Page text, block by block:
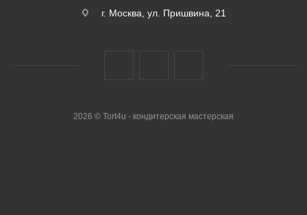
г. Москва, ул. Пришвина, 21
2026 © Tort4u - кондитерская мастерская